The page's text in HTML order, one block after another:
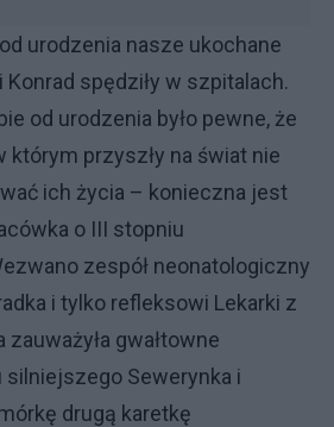
urodzenia nasze ukochane
Konrad spędziły w szpitalach.
od urodzenia było pewne, że
którym przyszły na świat nie
ich życia – konieczna jest
o III stopniu
zespół neonatologiczny
i tylko refleksowi Lekarki z
zauważyła gwałtowne
Sewerynka i
drugą karetkę